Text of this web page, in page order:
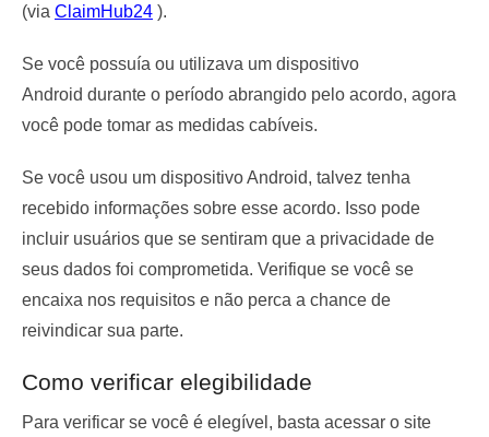
(via ClaimHub24 ).
Se você possuía ou utilizava um dispositivo
Android durante o período abrangido pelo acordo, agora
você pode tomar as medidas cabíveis.
Se você usou um dispositivo Android, talvez tenha
recebido informações sobre esse acordo. Isso pode
incluir usuários que se sentiram que a privacidade de
seus dados foi comprometida. Verifique se você se
encaixa nos requisitos e não perca a chance de
reivindicar sua parte.
Como verificar elegibilidade
Para verificar se você é elegível, basta acessar o site